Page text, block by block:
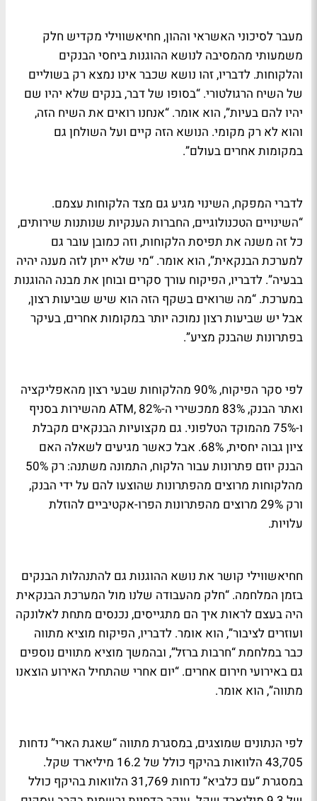
מעבר לסיכוני האשראי וההון, חחיאשווילי מקדיש חלק
משמעותי מהמסיבה לנושא ההוגנות ביחסי הבנקים
והלקוחות. לדבריו, זהו נושא שכבר אינו נמצא רק בשוליים
של השיח הרגולטורי. “בסופו של דבר, בנקים שלא יהיו שם
יהיו להם בעיות”, הוא אומר. “אנחנו רואים את השיח הזה,
והוא לא רק מקומי. הנושא הזה קיים ועל השולחן גם
במקומות אחרים בעולם”.
לדברי המפקח, השינוי מגיע גם מצד הלקוחות עצמם.
“השינויים הטכנולוגיים, החברות הענקיות שנותנות שירותים,
כל זה משנה את תפיסת הלקוחות, וזה כמובן עובר גם
למערכת הבנקאית”, הוא אומר. “מי שלא ייתן לזה מענה יהיה
בבעיה”. לדבריו, הפיקוח עורך סקרים ובוחן את מבנה ההוגנות
במערכת. “מה שרואים בשקף הזה הוא שיש שביעות רצון,
אבל יש שביעות רצון נמוכה יותר במקומות אחרים, בעיקר
בפתרונות שהבנק מציע”.
לפי סקר הפיקוח, 90% מהלקוחות שבעי רצון מהאפליקציה
ואתר הבנק, 83% ממכשירי ה-ATM, 82% מהשירות בסניף
ו-75% מהמוקד הטלפוני. גם מקצועיות הבנקאים מקבלת
ציון גבוה יחסית, 68%. אבל כאשר מגיעים לשאלה האם
הבנק יוזם פתרונות עבור הלקוח, התמונה משתנה: רק 50%
מהלקוחות מרוצים מהפתרונות שהוצעו להם על ידי הבנק,
ורק 29% מרוצים מהפתרונות הפרו-אקטיביים להוזלת
עלויות.
חחיאשווילי קושר את נושא ההוגנות גם להתנהלות הבנקים
בזמן המלחמה. “חלק מהעבודה שלנו מול המערכת הבנקאית
היה בעצם לראות איך הם מתגייסים, נכנסים מתחת לאלונקה
ועוזרים לציבור”, הוא אומר. לדבריו, הפיקוח מוציא מתווה
כבר במלחמת “חרבות ברזל”, ובהמשך מוציא מתווים נוספים
גם באירועי חירום אחרים. “יום אחרי שהתחיל האירוע הוצאנו
מתווה”, הוא אומר.
לפי הנתונים שמוצגים, במסגרת מתווה “שאגת הארי” נדחות
43,705 הלוואות בהיקף כולל של 16.2 מיליארד שקל.
במסגרת “עם כלביא” נדחות 31,769 הלוואות בהיקף כולל